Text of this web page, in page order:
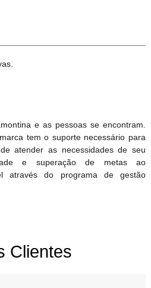
e as pessoas se encontram.
tem o suporte necessário para
atender as necessidades de seu
e superação de metas ao
através do programa de gestão
Clientes